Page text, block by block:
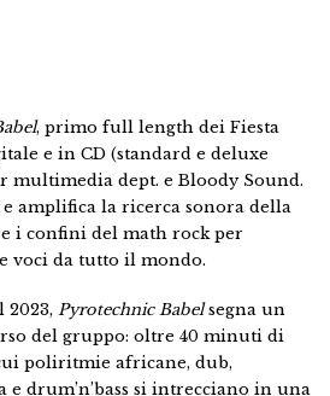
, primo full length dei Fiesta
e in CD (standard e deluxe
multimedia dept. e Bloody Sound.
amplifica la ricerca sonora della
i confini del math rock per
voci da tutto il mondo.
2023, Pyrotechnic Babelsegna un
del gruppo: oltre 40 minuti di
poliritmie africane, dub,
e drum’n’bass si intrecciano in una